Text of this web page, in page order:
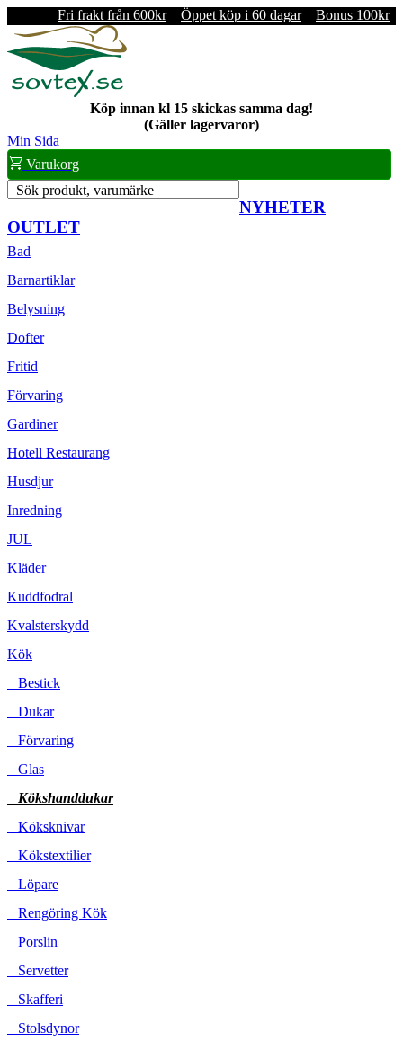
Fri frakt från 600kr Öppet köp i 60 dagar Bonus 100kr
Köp innan kl 15 skickas samma dag!
(Gäller lagervaror)
Min Sida
Varukorg
Sök produkt, varumärke
NYHETER
OUTLET
Bad
Barnartiklar
Belysning
Dofter
Fritid
Förvaring
Gardiner
Hotell Restaurang
Husdjur
Inredning
JUL
Kläder
Kuddfodral
Kvalsterskydd
Kök
Bestick
Dukar
Förvaring
Glas
Kökshanddukar
Köksknivar
Kökstextilier
Löpare
Rengöring Kök
Porslin
Servetter
Skafferi
Stolsdynor